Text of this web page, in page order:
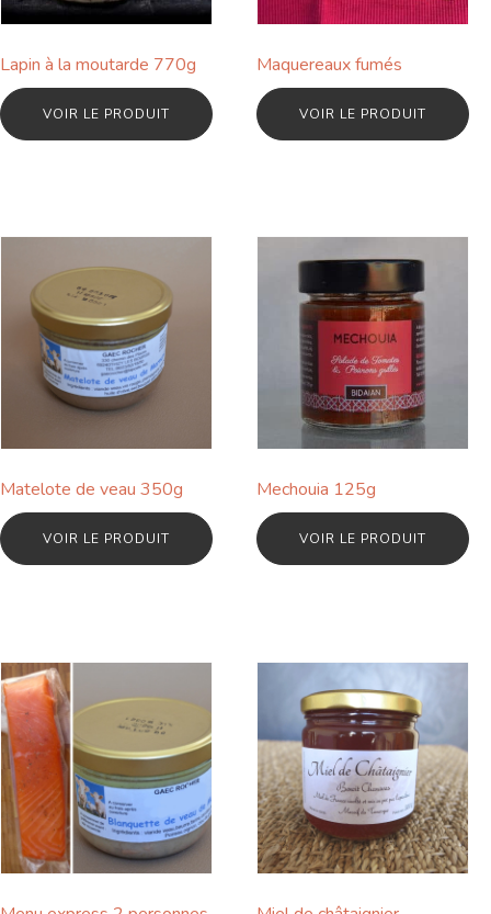
Lapin à la moutarde 770g
VOIR LE PRODUIT
Maquereaux fumés
VOIR LE PRODUIT
Matelote de veau 350g
VOIR LE PRODUIT
Mechouia 125g
VOIR LE PRODUIT